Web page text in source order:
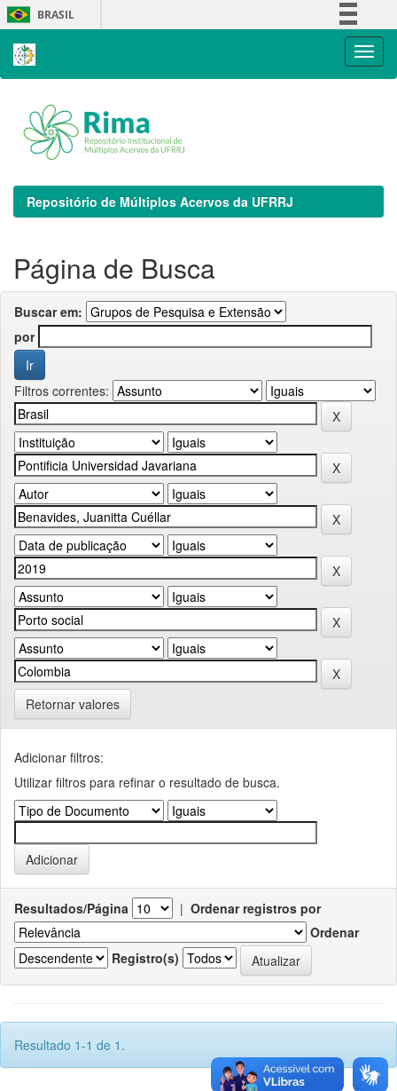
Skip
navigation
BRASIL
Repositório de Múltiplos Acervos da UFRRJ
Página de Busca
Buscar em:
por
Filtros correntes:
Retornar valores
Adicionar filtros:
Utilizar filtros para refinar o resultado de busca.
Resultados/Página | Ordenar registros por
Ordenar
Registro(s)
Resultado 1-1 de 1.